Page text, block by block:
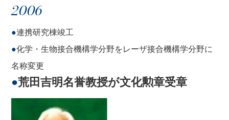
2006
●連携研究棟竣工
●化学・生物接合機構学分野をレーザ接合機構学分野に
名称変更
●荒田吉明名誉教授が文化勲章受章